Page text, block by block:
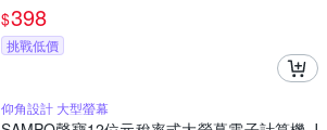
$398
挑戰低價
仰角設計 大型螢幕